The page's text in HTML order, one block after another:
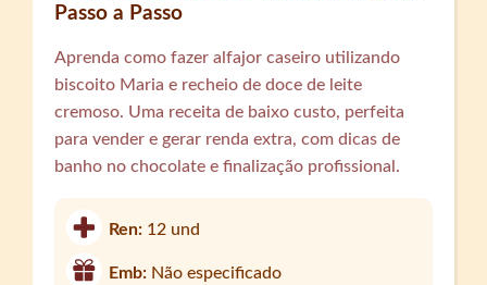
Passo a Passo
Aprenda como fazer alfajor caseiro utilizando
biscoito Maria e recheio de doce de leite
cremoso. Uma receita de baixo custo, perfeita
para vender e gerar renda extra, com dicas de
banho no chocolate e finalização profissional.
Ren: 12 und
Emb: Não especificado